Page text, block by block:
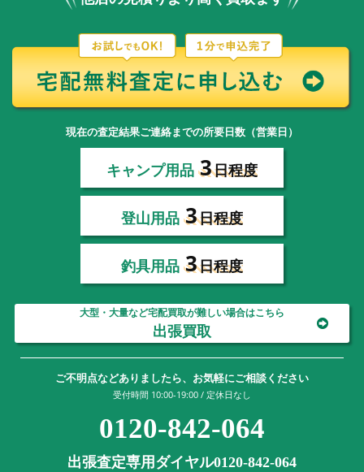
現在の査定結果ご連絡までの所要日数（営業日）
キャンプ用品 3日程度
登山用品 3日程度
釣具用品 3日程度
大型・大量など宅配買取が難しい場合はこちら
出張買取
ご不明点などありましたら、お気軽にご相談ください
受付時間 10:00-19:00 / 定休日なし
0120-842-064
出張査定専用ダイヤル0120-842-064